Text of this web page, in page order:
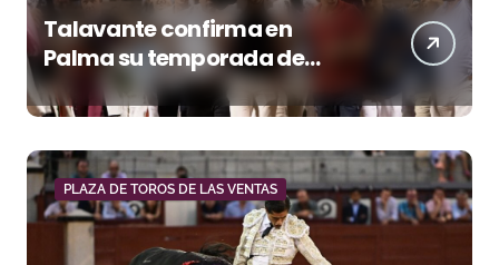
Talavante confirma en
Palma su temporada de
figura y el palco niega el
premio a Roca Rey
PLAZA DE TOROS DE LAS VENTAS